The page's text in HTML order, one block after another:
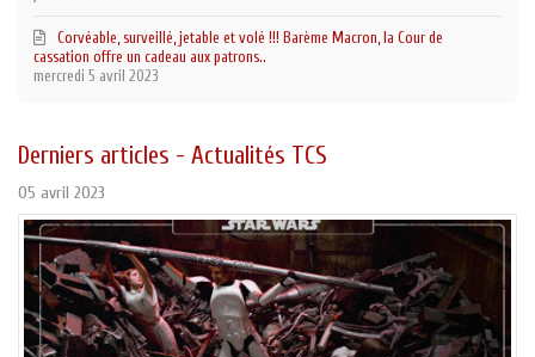
mercredi 5 avril 2023
Corvéable, surveillé, jetable et volé !!! Barème Macron, la Cour de
cassation offre un cadeau aux patrons..
Derniers articles - Actualités TCS
05 avril 2023